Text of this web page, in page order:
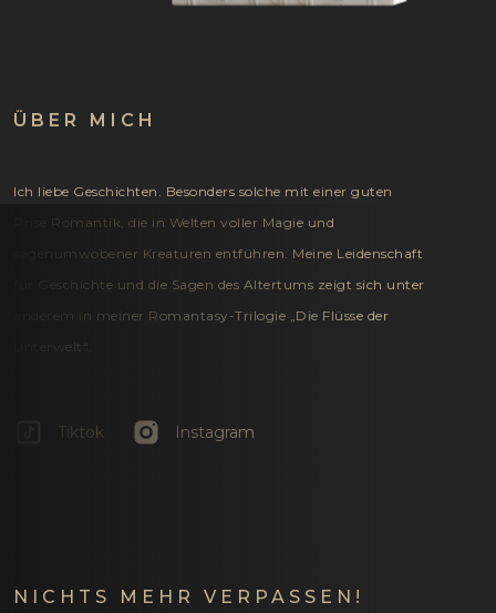
ÜBER MICH
Ich liebe Geschichten. Besonders solche mit einer guten
Prise Romantik, die in Welten voller Magie und
sagenumwobener Kreaturen entführen. Meine Leidenschaft
für Geschichte und die Sagen des Altertums zeigt sich unter
anderem in meiner Romantasy-Trilogie „Die Flüsse der
Unterwelt“.
Tiktok Instagram
NICHTS MEHR VERPASSEN!